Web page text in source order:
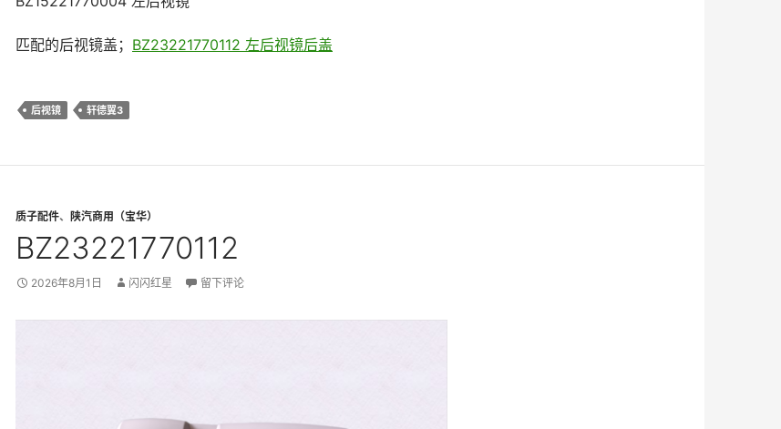
匹配的后视镜盖； BZ23221770112 左后视镜后盖
后视镜 轩德翼3
质子配件、 陕汽商用（宝华）
BZ23221770112
2026年8月1日 闪闪红星 留下评论